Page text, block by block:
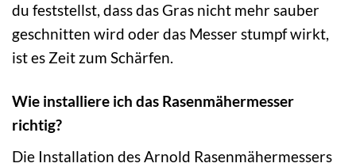
du feststellst, dass das Gras nicht mehr sauber
geschnitten wird oder das Messer stumpf wirkt,
ist es Zeit zum Schärfen.
Wie installiere ich das Rasenmähermesser
richtig?
Die Installation des Arnold Rasenmähermessers